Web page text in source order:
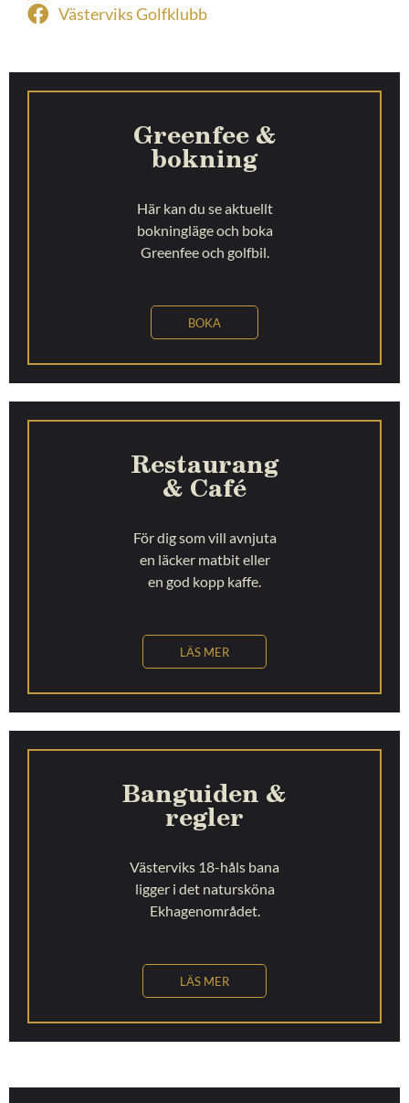
Västerviks Golfklubb
Greenfee &
bokning
Här kan du se aktuellt
bokningläge och boka
Greenfee och golfbil.
BOKA
Restaurang
& Café
För dig som vill avnjuta
en läcker matbit eller
en god kopp kaffe.
LÄS MER
Banguiden &
regler
Västerviks 18-håls bana
ligger i det natursköna
Ekhagenområdet.
LÄS MER